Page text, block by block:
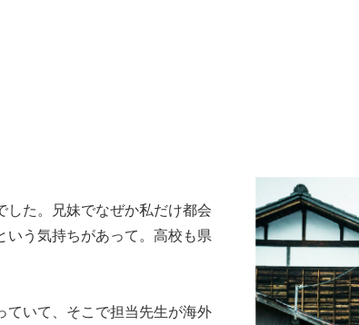
した。兄妹でなぜか私だけ都会
いう気持ちがあって。高校も県
ていて、そこで担当先生が海外